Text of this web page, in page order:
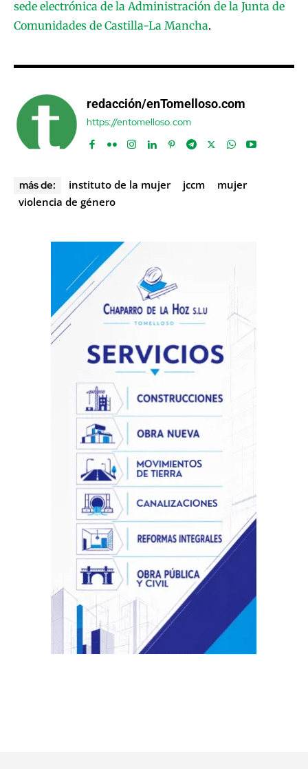
sede electrónica de la Administración de la Junta de
Comunidades de Castilla-La Mancha.
redacción/enTomelloso.com
https://entomelloso.com
más de: instituto de la mujer jccm
mujer
violencia de género